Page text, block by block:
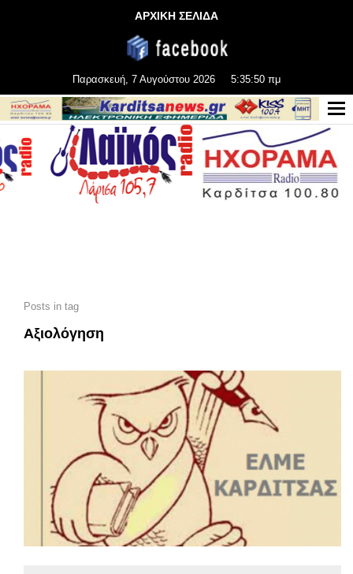
ΑΡΧΙΚΗ ΣΕΛΙΔΑ
Παρασκευή, 7 Αυγούστου 2026 5:35:52 πμ
Posts in tag
Αξιολόγηση